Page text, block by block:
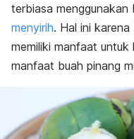
terbiasa menggunakan
menyirih. Hal ini
memiliki manfaat
manfaat buah pinang